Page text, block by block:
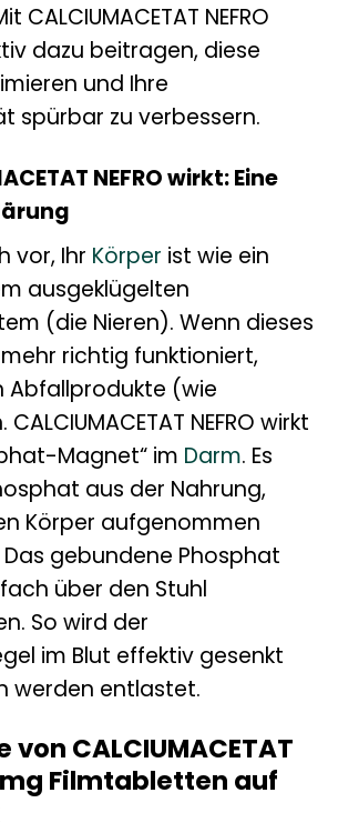
CALCIUMACETAT NEFRO
dazu beitragen, diese
und Ihre
spürbar zu verbessern.
NEFRO wirkt: Eine
vor, Ihr Körper ist wie ein
ausgeklügelten
(die Nieren). Wenn dieses
richtig funktioniert,
Abfallprodukte (wie
NEFRO wirkt
Magnet“ im Darm. Es
aus der Nahrung,
Körper aufgenommen
gebundene Phosphat
über den Stuhl
So wird der
im Blut effektiv gesenkt
werden entlastet.
CALCIUMACETAT
mg Filmtabletten auf